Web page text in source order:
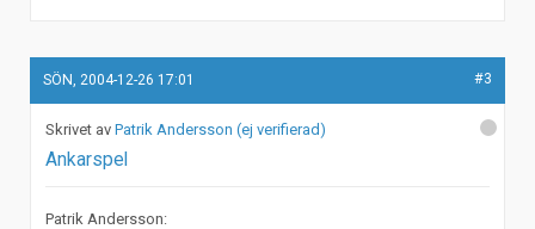
SÖN, 2004-12-26 17:01 #3
Patrik Andersson (ej verifierad)
Ankarspel
Patrik Andersson: